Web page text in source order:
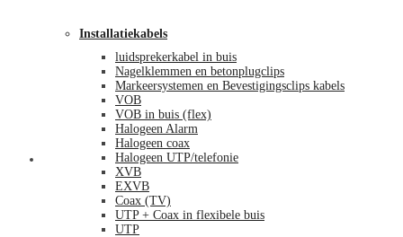
Mijn account
Installatiekabels
luidsprekerkabel in buis
Nagelklemmen en betonplugclips
Markeersystemen en Bevestigingsclips kabels
VOB
VOB in buis (flex)
Halogeen Alarm
Halogeen coax
Halogeen UTP/telefonie
XVB
EXVB
Coax (TV)
UTP + Coax in flexibele buis
UTP